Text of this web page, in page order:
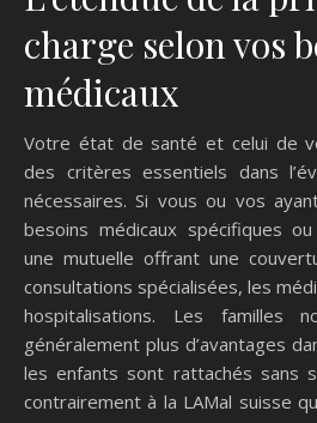
charge selon vos
médicaux
Votre état de santé et celui de
des critères essentiels dans
nécessaires. Si vous ou vos
besoins médicaux spécifiques
une mutuelle offrant une
consultations spécialisées, les
hospitalisations. Les familles
généralement plus d’avantages
les enfants sont rattachés sans
contrairement à la LAMal suisse